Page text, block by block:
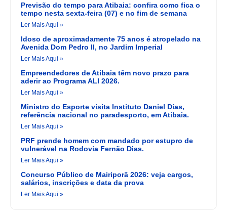
Previsão do tempo para Atibaia: confira como fica o
tempo nesta sexta-feira (07) e no fim de semana
Ler Mais Aqui »
Idoso de aproximadamente 75 anos é atropelado na
Avenida Dom Pedro II, no Jardim Imperial
Ler Mais Aqui »
Empreendedores de Atibaia têm novo prazo para
aderir ao Programa ALI 2026.
Ler Mais Aqui »
Ministro do Esporte visita Instituto Daniel Dias,
referência nacional no paradesporto, em Atibaia.
Ler Mais Aqui »
PRF prende homem com mandado por estupro de
vulnerável na Rodovia Fernão Dias.
Ler Mais Aqui »
Concurso Público de Mairiporã 2026: veja cargos,
salários, inscrições e data da prova
Ler Mais Aqui »